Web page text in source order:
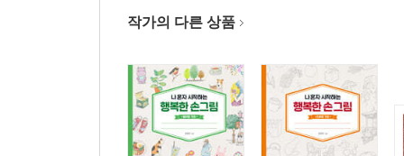
작가의 다른 상품